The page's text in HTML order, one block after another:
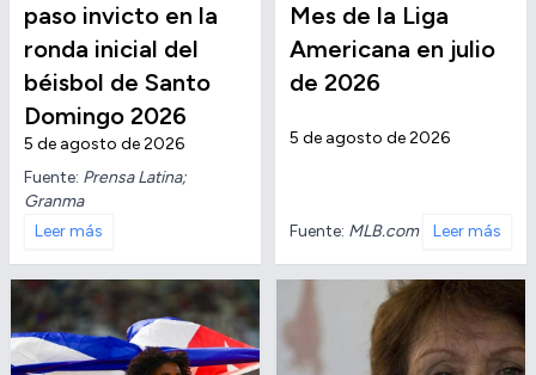
paso invicto en la
ronda inicial del
béisbol de Santo
Domingo 2026
5 de agosto de 2026
Fuente: Prensa Latina;
Granma
Leer más
Mes de la Liga
Americana en julio
de 2026
5 de agosto de 2026
Fuente: MLB.com Leer más